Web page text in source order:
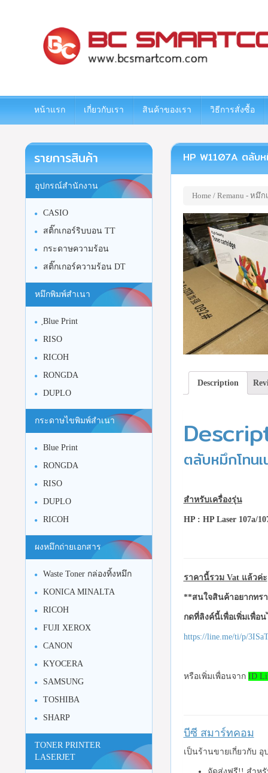
หน้าแรก เกี่ยวกับเรา สินค้าของเรา วิธีการสั่งซื้อ
HP W1107A ตลับ
Home/ Remanu - หมึ
Description
ตลับหมึกโทน
สำหรับเครื่องรุ่น
HP : HP Laser 107a/
ราคานี้รวม Vat แล้วค่ะ
**สนใจสินค้าอยากทร
กดที่ลิงค์นี้เพื่อเพิ่มเพื่อ
https://line.me/ti/p/
หรือเพิ่มเพื่อนจาก ID
บีซี สมาร์ทคอม
เป็นร้านขายเกี่ยวกับ
รายการสินค้า
อุปกรณ์สำนักงาน
CASIO
สติ๊กเกอร์ริบบอน TT
กระดาษความร้อน
สติ๊กเกอร์ความร้อน DT
หมึกพิมพ์สำเนา
ฺBlue Print
RISO
RICOH
RONGDA
DUPLO
กระดาษไขพิมพ์สำเนา
Blue Print
RONGDA
RISO
DUPLO
RICOH
ผงหมึกถ่ายเอกสาร
Waste Toner กล่องทิ้งหมึก
KONICA MINALTA
RICOH
FUJI XEROX
CANON
KYOCERA
SAMSUNG
TOSHIBA
SHARP
TONER PRINTER
LASERJET